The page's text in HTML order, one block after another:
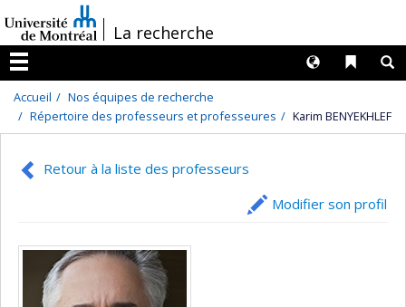
au
contenu
/La recherche
Menu
Liens
Langues
Accueil
Nos équipes de recherche
Répertoire des professeurs et professeures
Karim BENYEKHLEF
Retour à la liste des professeurs
Modifier son profil